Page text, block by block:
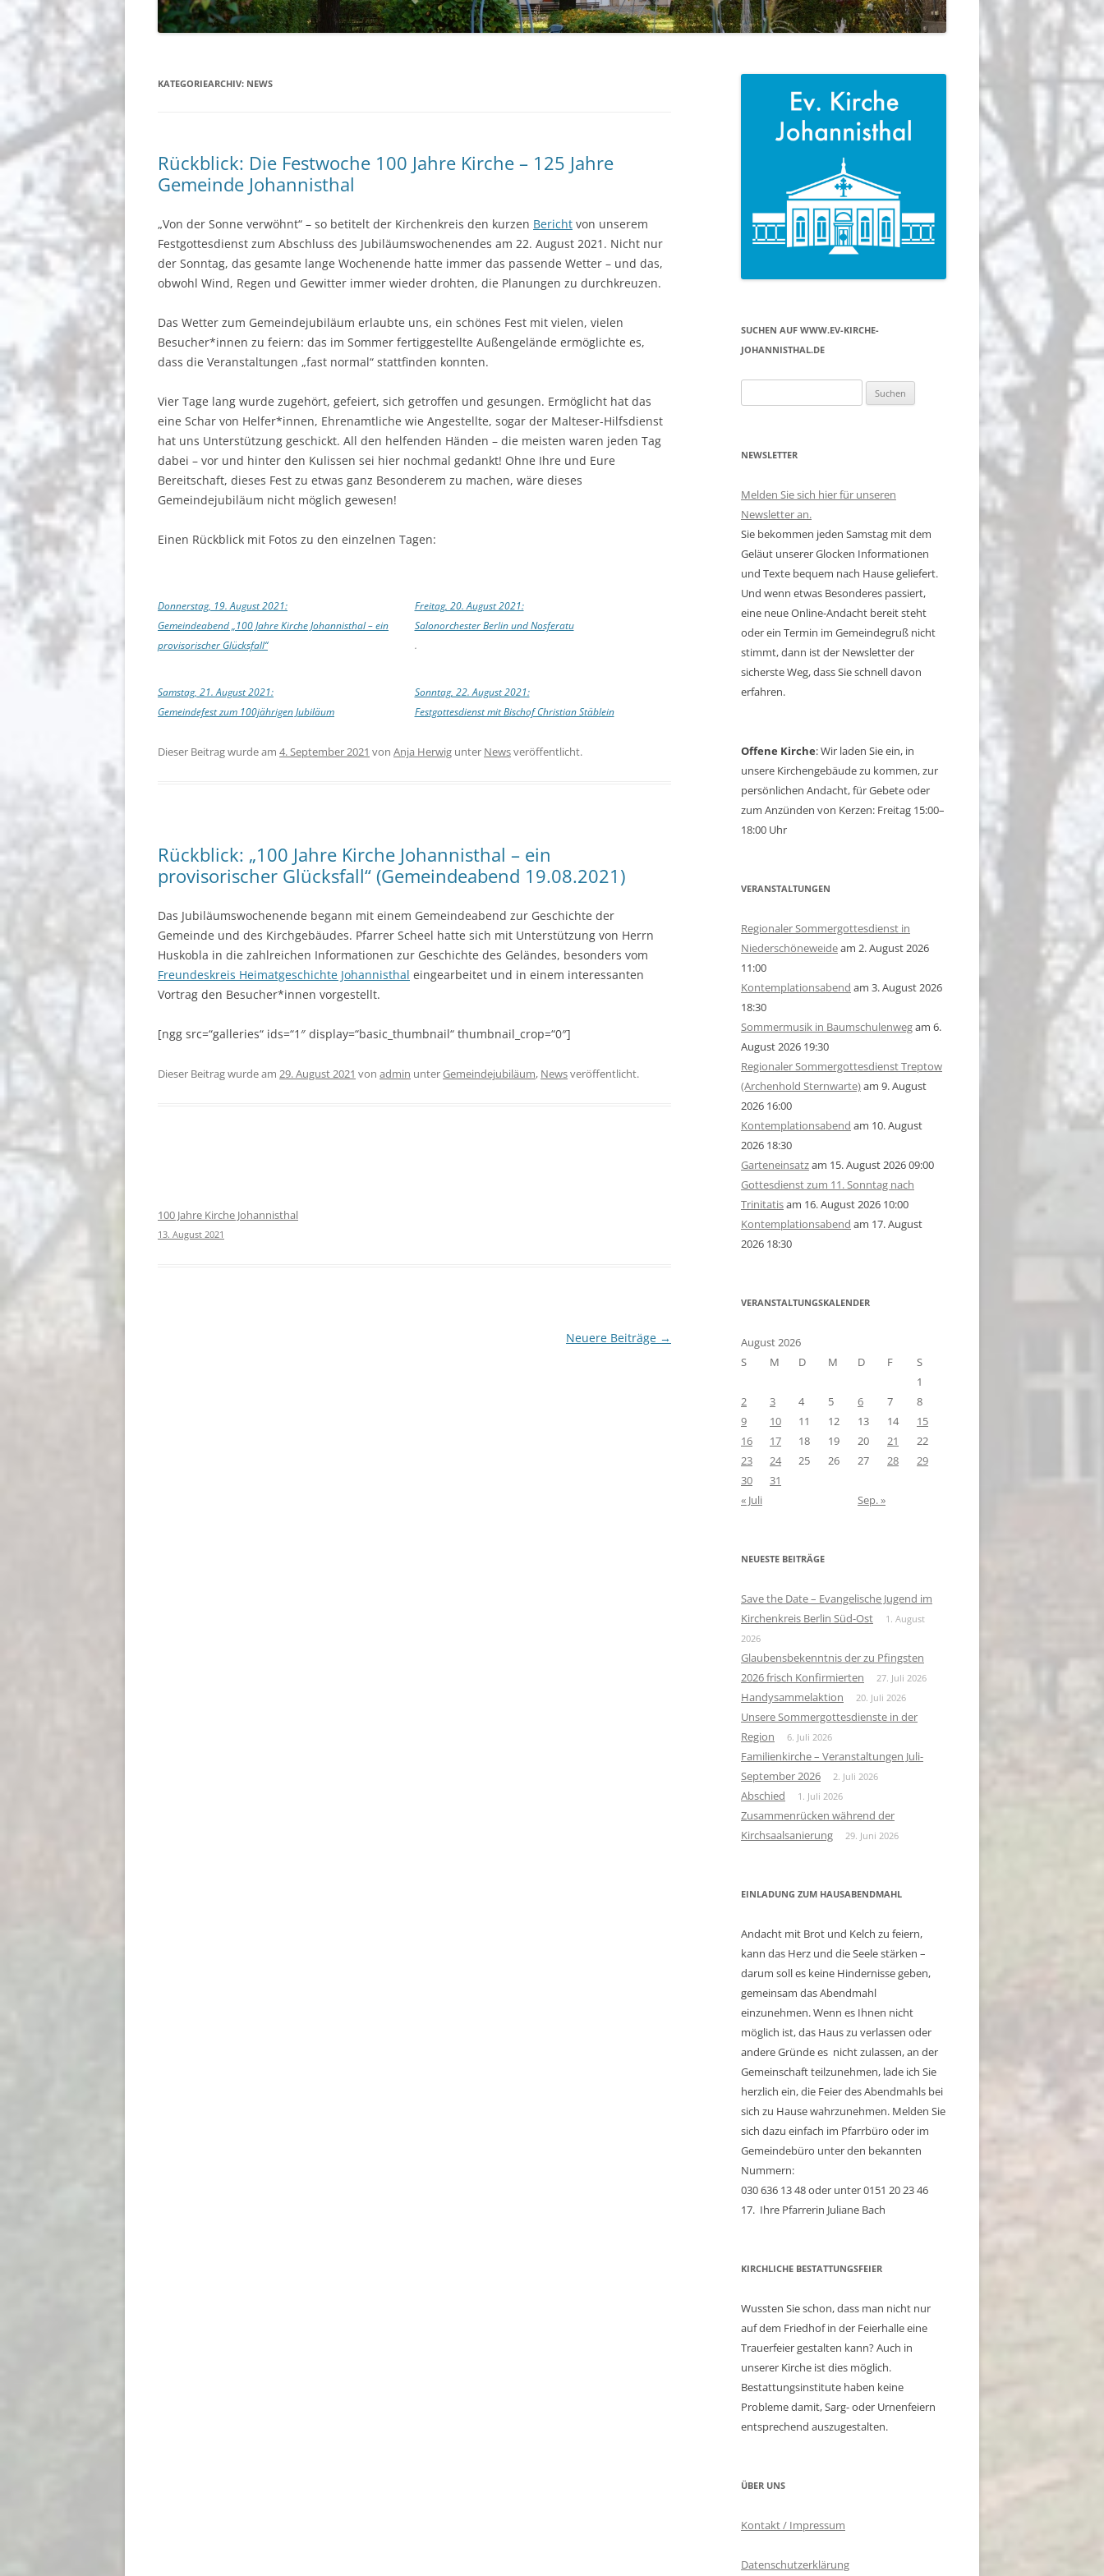
BERICHTE
BERLIN-JOHANNISTHAL
HANDARBEITSKREIS
KATEGORIEARCHIV: NEWS
Rückblick: Die Festwoche 100 Jahre Kirche – 125 Jahre
Gemeinde Johannisthal
„Von der Sonne verwöhnt“ – so betitelt der Kirchenkreis den kurzen Bericht von unserem
Festgottesdienst zum Abschluss des Jubiläumswochenendes am 22. August 2021. Nicht nur
der Sonntag, das gesamte lange Wochenende hatte immer das passende Wetter – und das,
obwohl Wind, Regen und Gewitter immer wieder drohten, die Planungen zu durchkreuzen.
Das Wetter zum Gemeindejubiläum erlaubte uns, ein schönes Fest mit vielen, vielen
Besucher*innen zu feiern: das im Sommer fertiggestellte Außengelände ermöglichte es,
dass die Veranstaltungen „fast normal“ stattfinden konnten.
Vier Tage lang wurde zugehört, gefeiert, sich getroffen und gesungen. Ermöglicht hat das
eine Schar von Helfer*innen, Ehrenamtliche wie Angestellte, sogar der Malteser-Hilfsdienst
hat uns Unterstützung geschickt. All den helfenden Händen – die meisten waren jeden Tag
dabei – vor und hinter den Kulissen sei hier nochmal gedankt! Ohne Ihre und Eure
Bereitschaft, dieses Fest zu etwas ganz Besonderem zu machen, wäre dieses
Gemeindejubiläum nicht möglich gewesen!
Einen Rückblick mit Fotos zu den einzelnen Tagen:
Donnerstag, 19. August 2021:
Gemeindeabend „100 Jahre Kirche Johannisthal – ein
provisorischer Glücksfall“
Samstag, 21. August 2021:
Gemeindefest zum 100jährigen Jubiläum
Freitag, 20. August 2021:
Salonorchester Berlin und Nosferatu
.
Sonntag, 22. August 2021:
Festgottesdienst mit Bischof Christian Stäblein
Dieser Beitrag wurde am 4. September 2021 von Anja Herwig unter Newsveröffentlicht.
Rückblick: „100 Jahre Kirche Johannisthal – ein
provisorischer Glücksfall“ (Gemeindeabend 19.08.2021)
Das Jubiläumswochenende begann mit einem Gemeindeabend zur Geschichte der
Gemeinde und des Kirchgebäudes. Pfarrer Scheel hatte sich mit Unterstützung von Herrn
Huskobla in die zahlreichen Informationen zur Geschichte des Geländes, besonders vom
Freundeskreis Heimatgeschichte Johannisthal eingearbeitet und in einem interessanten
Vortrag den Besucher*innen vorgestellt.
[ngg src=“galleries“ ids=“1″ display=“basic_thumbnail“ thumbnail_crop=“0″]
Dieser Beitrag wurde am 29. August 2021 von admin unterGemeindejubiläum, Newsveröffentlicht.
100 Jahre Kirche Johannisthal
13. August 2021
Neuere Beiträge →
SUCHEN AUF WWW.EV-KIRCHE-
JOHANNISTHAL.DE
nach:
NEWSLETTER
Melden Sie sich hier für unseren
Newsletter an.
Sie bekommen jeden Samstag mit dem
Geläut unserer Glocken Informationen
und Texte bequem nach Hause geliefert.
Und wenn etwas Besonderes passiert,
eine neue Online-Andacht bereit steht
oder ein Termin im Gemeindegruß nicht
stimmt, dann ist der Newsletter der
sicherste Weg, dass Sie schnell davon
erfahren.
Offene Kirche: Wir laden Sie ein, in
unsere Kirchengebäude zu kommen, zur
persönlichen Andacht, für Gebete oder
zum Anzünden von Kerzen: Freitag 15:00–
18:00 Uhr
VERANSTALTUNGEN
Regionaler Sommergottesdienst in
Niederschöneweideam 2. August 2026
11:00
Kontemplationsabend am 3. August 2026
18:30
Sommermusik in Baumschulenwegam 6.
August 2026 19:30
Regionaler Sommergottesdienst Treptow
(Archenhold Sternwarte)am 9. August
2026 16:00
Kontemplationsabend am 10. August
2026 18:30
Garteneinsatzam 15. August 2026 09:00
Gottesdienst zum 11. Sonntag nach
Trinitatisam 16. August 2026 10:00
Kontemplationsabend am 17. August
2026 18:30
VERANSTALTUNGSKALENDER
August 2026
S
M D M D F
S
1
2
3 4 5 6 7
8
9
10 11 12 13 14
15
16
17 18 19 20 21
22
23
24 25 26 27 28
29
30
31
« Juli
Sep. »
NEUESTE BEITRÄGE
Save the Date – Evangelische Jugend im
Kirchenkreis Berlin Süd-Ost
1. August
2026
Glaubensbekenntnis der zu Pfingsten
2026 frisch Konfirmierten
27. Juli 2026
Handysammelaktion 20. Juli 2026
Unsere Sommergottesdienste in der
Region
6. Juli 2026
Familienkirche – Veranstaltungen Juli-
September 2026
2. Juli 2026
Abschied 1. Juli 2026
Zusammenrücken während der
Kirchsaalsanierung
29. Juni 2026
EINLADUNG ZUM HAUSABENDMAHL
Andacht mit Brot und Kelch zu feiern,
kann das Herz und die Seele stärken –
darum soll es keine Hindernisse geben,
gemeinsam das Abendmahl
einzunehmen. Wenn es Ihnen nicht
möglich ist, das Haus zu verlassen oder
andere Gründe es nicht zulassen, an der
Gemeinschaft teilzunehmen, lade ich Sie
herzlich ein, die Feier des Abendmahls bei
sich zu Hause wahrzunehmen. Melden Sie
sich dazu einfach im Pfarrbüro oder im
Gemeindebüro unter den bekannten
Nummern:
030 636 13 48 oder unter 0151 20 23 46
17. Ihre Pfarrerin Juliane Bach
KIRCHLICHE BESTATTUNGSFEIER
Wussten Sie schon, dass man nicht nur
auf dem Friedhof in der Feierhalle eine
Trauerfeier gestalten kann? Auch in
unserer Kirche ist dies möglich.
Bestattungsinstitute haben keine
Probleme damit, Sarg- oder Urnenfeiern
entsprechend auszugestalten.
ÜBER UNS
Kontakt / Impressum
Datenschutzerklärung